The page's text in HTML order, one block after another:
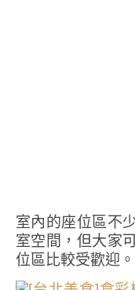
室內的座位區不
室空間，但大家
位區比較受歡迎。